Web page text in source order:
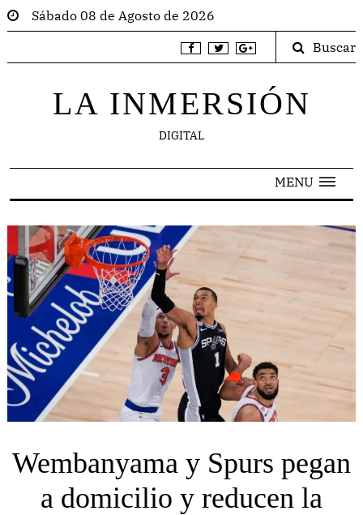
Sábado 08 de Agosto de 2026
Buscar
LA INMERSIÓN
DIGITAL
MENU
Wembanyama y Spurs pegan
a domicilio y reducen la